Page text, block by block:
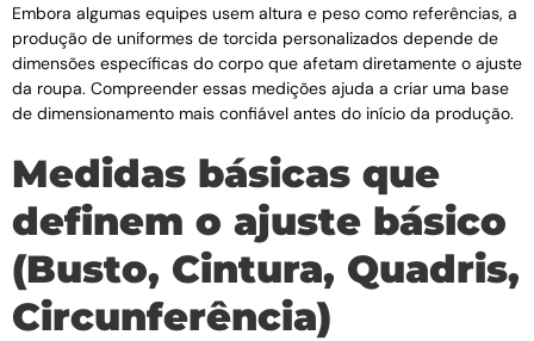
Embora algumas equipes usem altura e peso como referências, a
produção de uniformes de torcida personalizados depende de
dimensões específicas do corpo que afetam diretamente o ajuste
da roupa. Compreender essas medições ajuda a criar uma base
de dimensionamento mais confiável antes do início da produção.
Medidas básicas que
definem o ajuste básico
(Busto, Cintura, Quadris,
Circunferência)